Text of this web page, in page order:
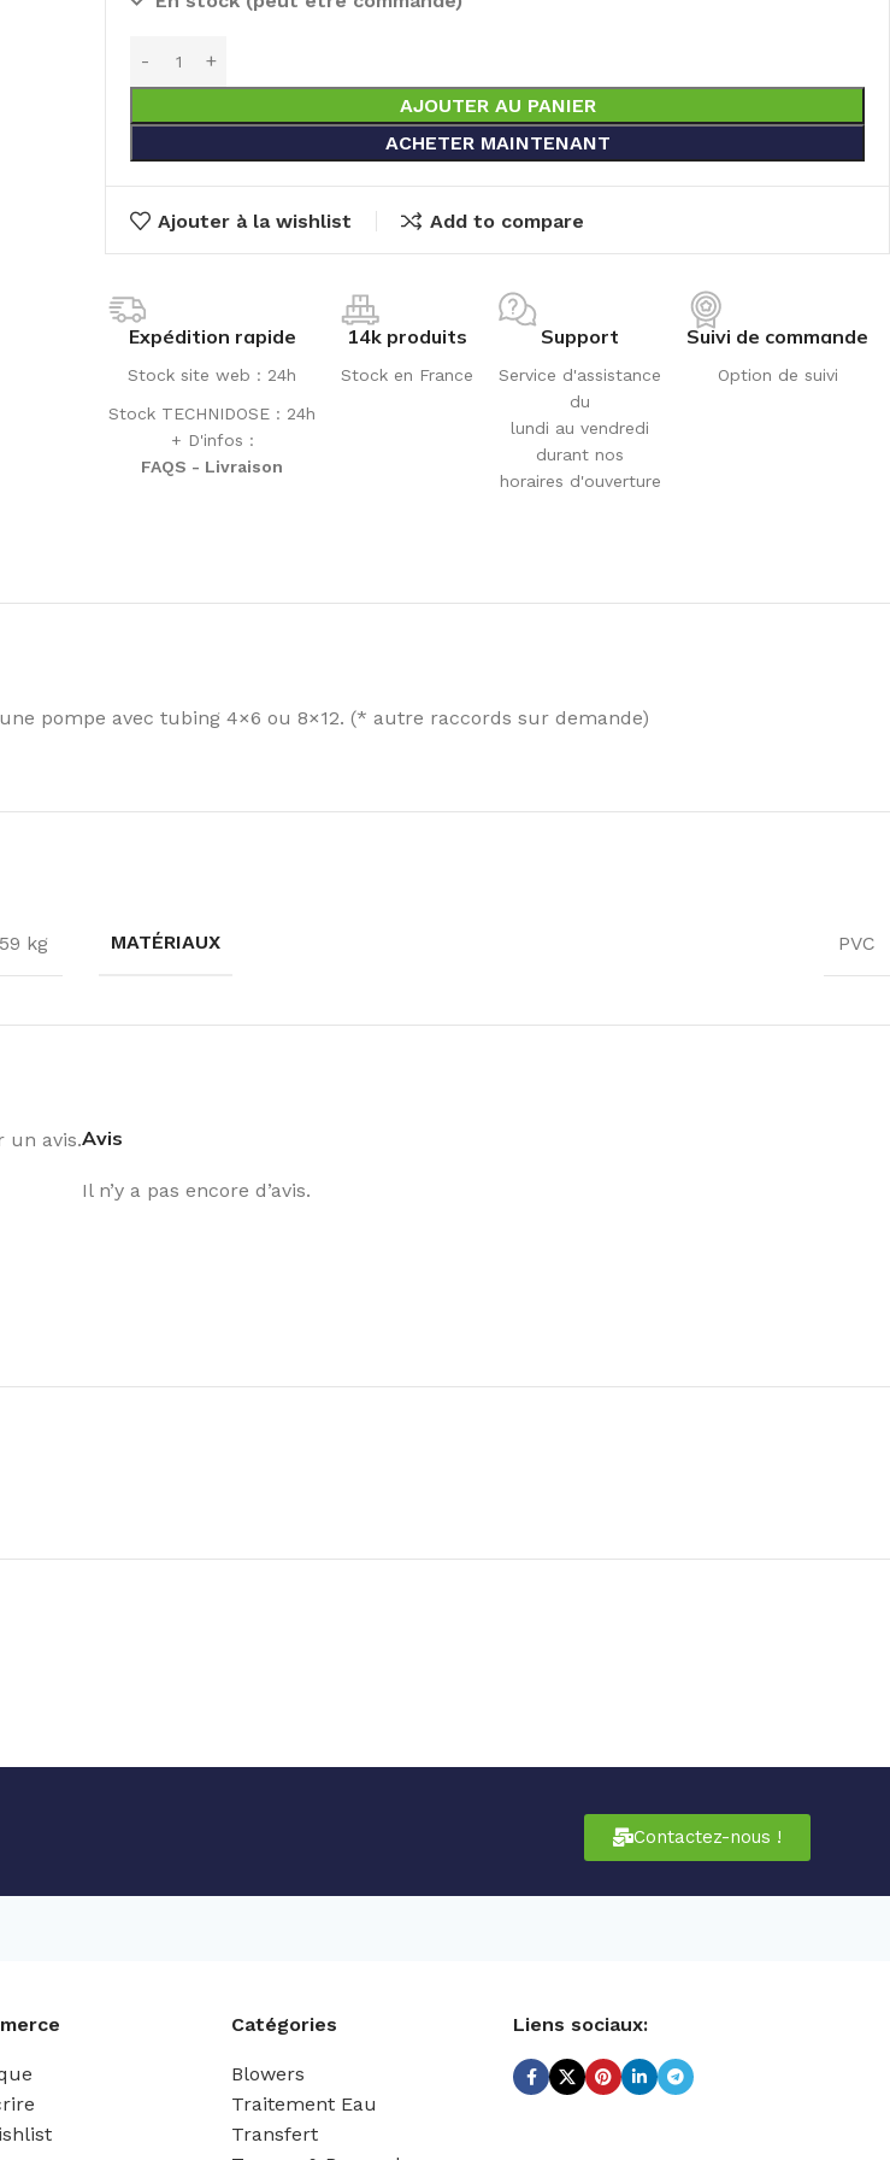
AJOUTER AU PANIER
ACHETER MAINTENANT
Ajouter à la wishlist Add to compare
Expédition rapide
Stock site web : 24h
Stock TECHNIDOSE : 24h
+ D'infos :
FAQS - Livraison
14k produits
Stock en France
Support
Service d'assistance
du
lundi au vendredi
durant nos
horaires d'ouverture
Suivi de commande
Option de suivi
pompe avec tubing 4×6 ou 8×12. (* autre raccords sur demande)
kg MATÉRIAUX PVC
Avis
Il n’y a pas encore d’avis.
un avis.
Contactez-nous !
Catégories
Blowers
Traitement Eau
Transfert
Liens sociaux: